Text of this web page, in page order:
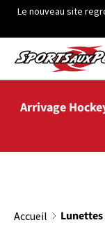
ALLER AU
Le nouveau site
Arrivage
Accueil